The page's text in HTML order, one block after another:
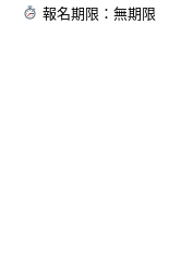
報名期限：無期限